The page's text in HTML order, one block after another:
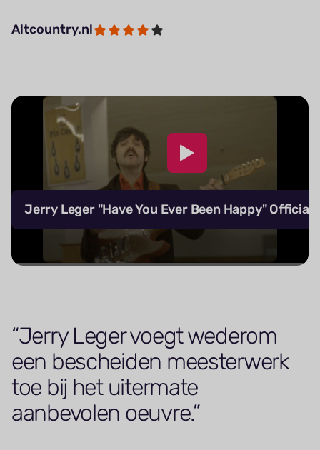
Altcountry.nl
Jerry Leger "Have You Ever Been Happy" Official
Jerry Leger voegt wederom
een bescheiden meesterwerk
toe bij het uitermate
aanbevolen oeuvre.